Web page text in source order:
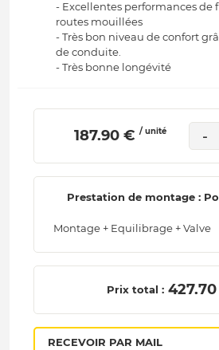
- Excellentes performances de
routes mouillées
- Très bon niveau de confort
de conduite.
- Très bonne longévité
187.90 € / unité -
Prestation de montage :
Montage + Equilibrage + Valve
Prix total :
RECEVOIR PAR MAIL